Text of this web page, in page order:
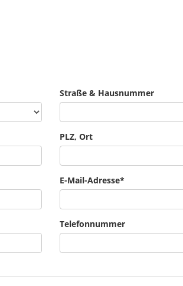
Straße & Hausnummer
PLZ, Ort
E-Mail-Adresse*
Telefonnummer